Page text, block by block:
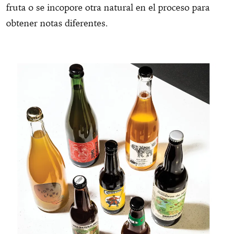
fruta o se incopore otra natural en el proceso para
obtener notas diferentes.